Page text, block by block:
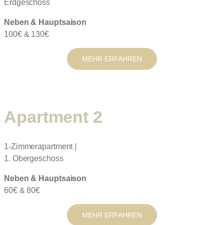
Erdgeschoss
Neben & Hauptsaison
100€ & 130€
MEHR ERFAHREN
Apartment 2
1-Zimmerapartment |
1. Obergeschoss
Neben & Hauptsaison
60€ & 80€
MEHR ERFAHREN